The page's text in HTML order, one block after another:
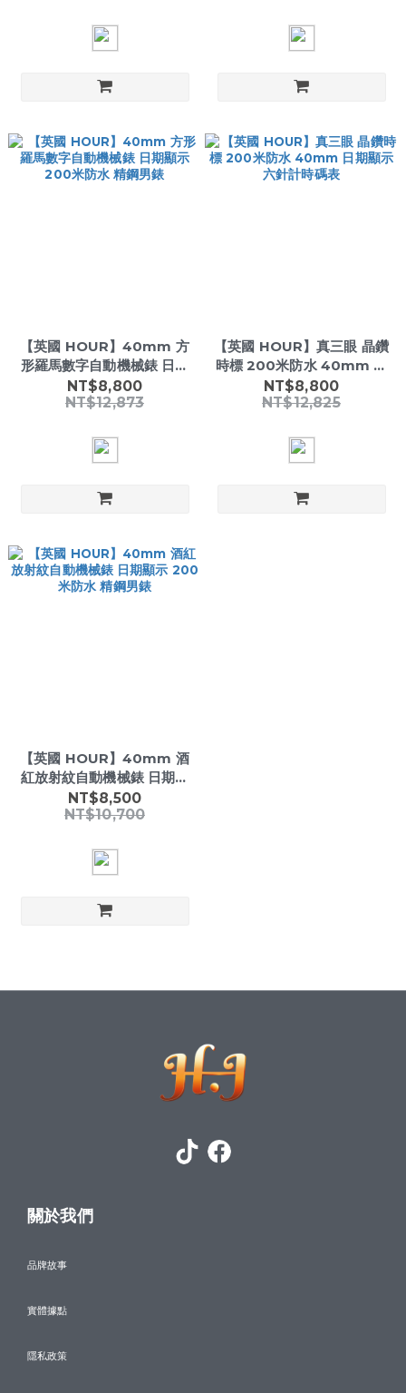
【英國 HOUR】40mm 方
形羅馬數字自動機械錶 日期
顯示 200米防水 精鋼男錶
NT$8,800
NT$12,873
【英國 HOUR】真三眼 晶鑽
時標 200米防水 40mm 日
期顯示 六針計時碼表
NT$8,800
NT$12,825
【英國 HOUR】40mm 酒
紅放射紋自動機械錶 日期顯
示 200米防水 精鋼男錶
NT$8,500
NT$10,700
關於我們
品牌故事
實體據點
隱私政策